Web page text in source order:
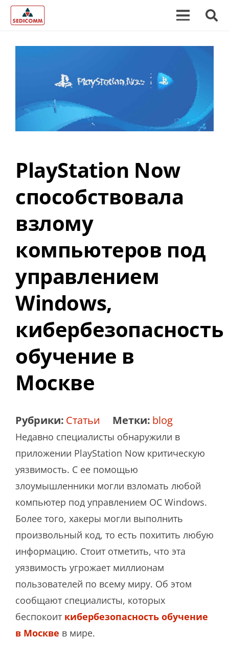
PlayStation Now
способствовала
взлому
компьютеров под
управлением
Windows,
кибербезопасность
обучение в
Москве
Рубрики: Статьи Метки: blog
Недавно специалисты обнаружили в
приложении PlayStation Now критическую
уязвимость. С ее помощью
злоумышленники могли взломать любой
компьютер под управлением ОС Windows.
Более того, хакеры могли выполнить
произвольный код, то есть похитить любую
информацию. Стоит отметить, что эта
уязвимость угрожает миллионам
пользователей по всему миру. Об этом
сообщают специалисты, которых
беспокоит кибербезопасность обучение
в Москве в мире.